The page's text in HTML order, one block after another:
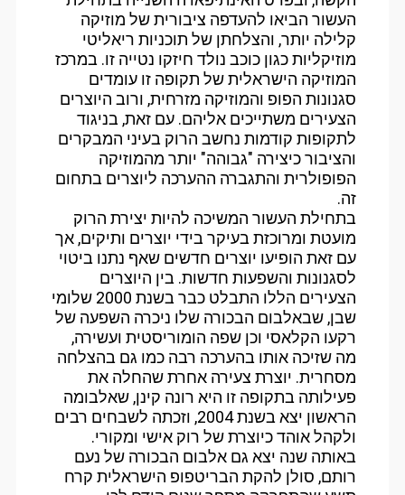
העשור הביאו להעדפה ציבורית של מוזיקה
קלילה יותר, והצלחתן של תוכניות ריאליטי
מוזיקליות כגון כוכב נולד חיזקו נטייה זו. במרכז
המוזיקה הישראלית של תקופה זו עומדים
סגנונות הפופ והמוזיקה מזרחית, ורוב היוצרים
הצעירים משתייכים אליהם. עם זאת, בניגוד
לתקופות קודמות נחשב הרוק בעיני המבקרים
והציבור כיצירה "גבוהה" יותר מהמוזיקה
הפופולרית והתגברה ההערכה ליוצרים בתחום
זה.
בתחילת העשור המשיכה להיות יצירת הרוק
מועטת ומרוכזת בעיקר בידי יוצרים ותיקים, אך
עם זאת הופיעו יוצרים חדשים שאף נתנו ביטוי
לסגנונות והשפעות חדשות. בין היוצרים
הצעירים הללו התבלט כבר בשנת 2000 שלומי
שבן, שבאלבום הבכורה שלו ניכרה השפעה של
רקעו הקלאסי וכן שפה הומוריסטית ועשירה,
מה שזיכה אותו בהערכה רבה כמו גם בהצלחה
מסחרית. יוצרת צעירה אחרת שהחלה את
פעילותה בתקופה זו היא רונה קינן, שאלבומה
הראשון יצא בשנת 2004, וזכתה לשבחים רבים
ולקהל אוהד כיוצרת של רוק אישי ומקורי.
באותה שנה יצא גם אלבום הבכורה של נעם
רותם, סולן להקת הבריטפופ הישראלית קרח